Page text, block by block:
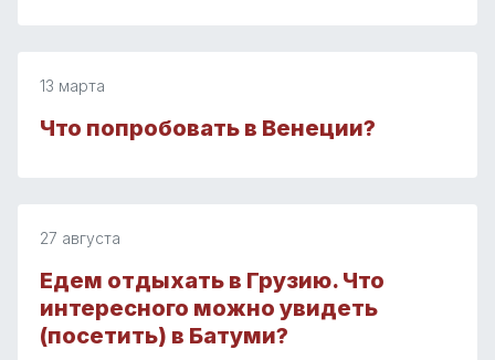
13 марта
Что попробовать в Венеции?
27 августа
Едем отдыхать в Грузию. Что
интересного можно увидеть
(посетить) в Батуми?